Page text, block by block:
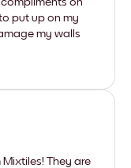
put up on my
my walls
They are